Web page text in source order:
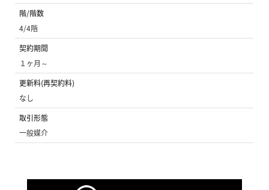
階/階数
4/4階
契約期間
１ヶ月～
更新料(再契約料)
なし
取引形態
一般媒介